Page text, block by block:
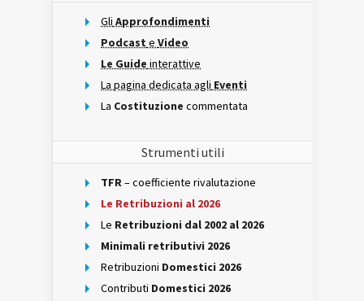
Gli Approfondimenti
Podcast e Video
Le Guide interattive
La pagina dedicata agli Eventi
La Costituzione commentata
Strumenti utili
TFR– coefficiente rivalutazione
Le Retribuzioni al 2026
Le Retribuzioni dal 2002 al 2026
Minimali retributivi 2026
Retribuzioni Domestici 2026
Contributi Domestici 2026